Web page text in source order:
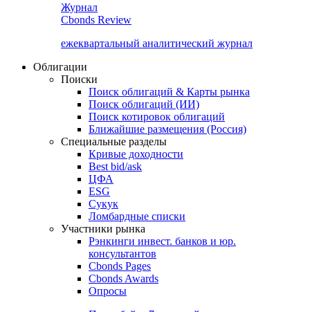
Журнал
Cbonds Review
ежеквартальный аналитический журнал
Облигации
Поиски
Поиск облигаций & Карты рынка
Поиск облигаций (ИИ)
Поиск котировок облигаций
Ближайшие размещения (Россия)
Специальные разделы
Кривые доходности
Best bid/ask
ЦФА
ESG
Сукук
Ломбардные списки
Участники рынка
Рэнкинги инвест. банков и юр.
консультантов
Cbonds Pages
Cbonds Awards
Опросы